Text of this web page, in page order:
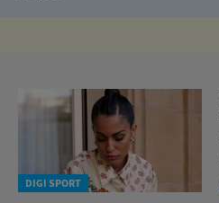
DIGI SPORT